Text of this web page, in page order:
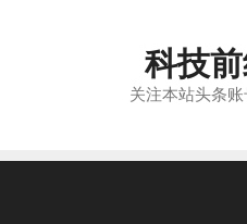
科技
关注本站头条